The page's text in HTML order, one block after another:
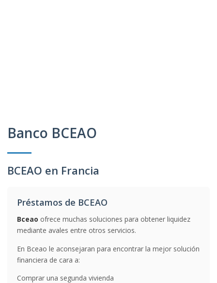
Banco BCEAO
BCEAO en Francia
Préstamos de BCEAO
Bceao ofrece muchas soluciones para obtener liquidez
mediante avales entre otros servicios.
En Bceao le aconsejaran para encontrar la mejor solución
financiera de cara a:
Comprar una segunda vivienda